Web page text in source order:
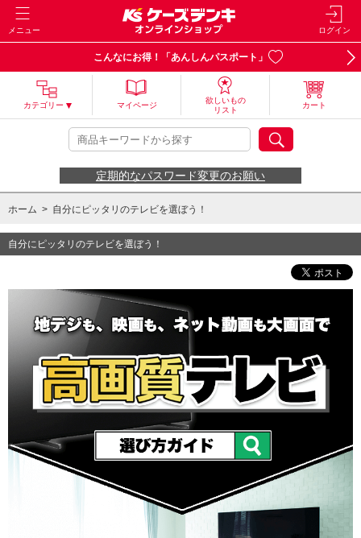
メニュー ログイン
こんなにお得！「あんしんパスポート」
カテゴリー マイページ
欲しいもの
リスト
カート
定期的なパスワード変更のお願い
ホーム > 自分にピッタリのテレビを選ぼう！
自分にピッタリのテレビを選ぼう！